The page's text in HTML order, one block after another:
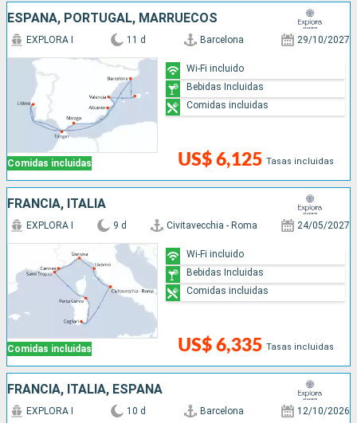
ESPAÑA, PORTUGAL, MARRUECOS
Comidas incluidas
EXPLORA I 11 d Barcelona 29/10/2027
US$ 6,125 Tasas incluidas
Wi-Fi incluido
Bebidas Incluidas
Comidas incluidas
FRANCIA, ITALIA
Comidas incluidas
EXPLORA I 9 d Civitavecchia - Roma 24/05/2027
US$ 6,335 Tasas incluidas
Wi-Fi incluido
Bebidas Incluidas
Comidas incluidas
FRANCIA, ITALIA, ESPAÑA
EXPLORA I 10 d Barcelona 12/10/2026